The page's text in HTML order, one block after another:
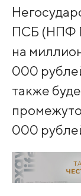
ПСБ (НПФ
на
000
также
000